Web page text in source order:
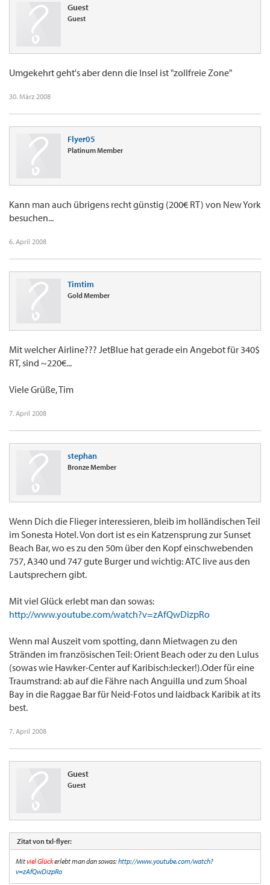
Guest
Guest
Umgekehrt geht's aber denn die Insel ist "zollfreie Zone"
30. März 2008
Flyer05
Platinum Member
Kann man auch übrigens recht günstig (200€ RT) von New York
besuchen...
6. April 2008
Timtim
Gold Member
Mit welcher Airline??? JetBlue hat gerade ein Angebot für 340$
RT, sind ~220€...
Viele Grüße, Tim
7. April 2008
stephan
Bronze Member
Wenn Dich die Flieger interessieren, bleib im holländischen Teil
im Sonesta Hotel. Von dort ist es ein Katzensprung zur Sunset
Beach Bar, wo es zu den 50m über den Kopf einschwebenden
757, A340 und 747 gute Burger und wichtig: ATC live aus den
Lautsprechern gibt.
Mit viel Glück erlebt man dan sowas:
http://www.youtube.com/watch?v=zAfQwDizpRo
Wenn mal Auszeit vom spotting, dann Mietwagen zu den
Stränden im französischen Teil: Orient Beach oder zu den Lulus
(sowas wie Hawker-Center auf Karibisch:lecker!).Oder für eine
Traumstrand: ab auf die Fähre nach Anguilla und zum Shoal
Bay in die Raggae Bar für Neid-Fotos und laidback Karibik at its
best.
7. April 2008
Guest
Guest
Zitat von txl-flyer:
Mitviel Glückerlebt man dan sowas:http://www.youtube.com/watch?
v=zAfQwDizpRo